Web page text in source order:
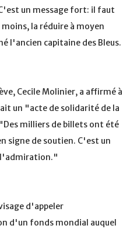
un message fort: il faut
la réduire à moyen
l'ancien capitaine des Bleus.
Cecile Molinier, a affirmé à
un "acte de solidarité de la
milliers de billets ont été
signe de soutien. C'est un
l'admiration."
d'appeler
d'un fonds mondial auquel